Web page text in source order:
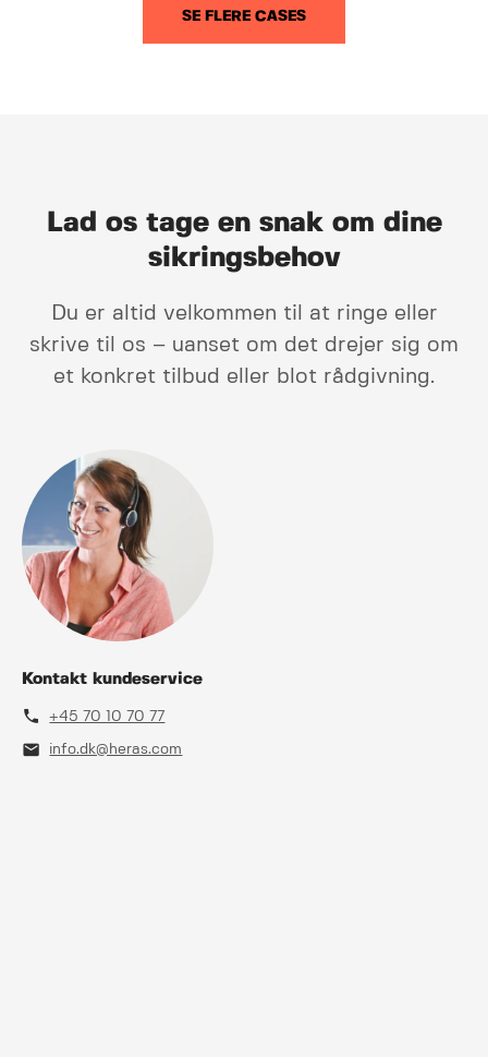
SE FLERE CASES
Lad os tage en snak om dine
sikrings­behov
Du er altid velkommen til at ringe eller
skrive til os – uanset om det drejer sig om
et konkret tilbud eller blot rådgivning.
Kontakt kundeservice
phone +45 70 10 70 77
mail info.dk@heras.com